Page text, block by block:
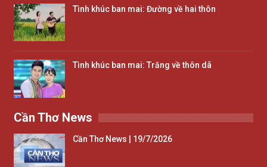
Tình khúc ban mai: Đường về hai thôn
Tình khúc ban mai: Trăng về thôn dã
Cần Thơ News
Cần Thơ News | 19/7/2026